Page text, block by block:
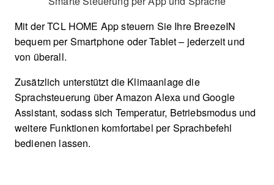
Mit der TCL HOME App steuern Sie Ihre BreezeIN
bequem per Smartphone oder Tablet – jederzeit und
von überall.
Zusätzlich unterstützt die Klimaanlage die
Sprachsteuerung über Amazon Alexa und Google
Assistant, sodass sich Temperatur, Betriebsmodus und
weitere Funktionen komfortabel per Sprachbefehl
bedienen lassen.